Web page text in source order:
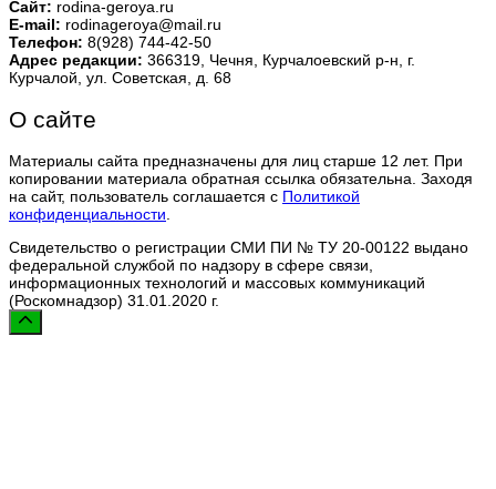
Сайт: rodina-geroya.ru
E-mail: rodinageroya@mail.ru
Телефон: 8(928) 744-42-50
Адрес редакции: 366319, Чечня, Курчалоевский р-н, г.
Курчалой, ул. Советская, д. 68
О сайте
Материалы сайта предназначены для лиц старше 12 лет. При
копировании материала обратная ссылка обязательна. Заходя
на сайт, пользователь соглашается с Политикой
конфиденциальности